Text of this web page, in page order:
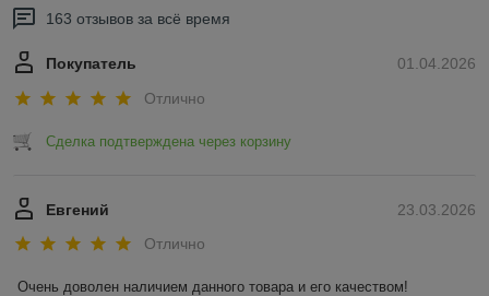
163 отзывов за всё время
01.04.2026
Покупатель
Отлично
Сделка подтверждена через корзину
23.03.2026
Евгений
Отлично
Очень доволен наличием данного товара и его качеством!